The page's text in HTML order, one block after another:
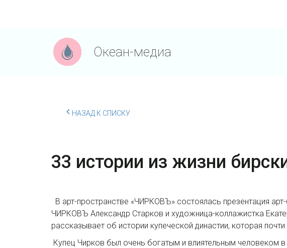
Океан-медиа
НАЗАД К СПИСКУ
33 истории из жизни
В арт-пространстве «ЧИРКОВЪ» состоялась презентация
ЧИРКОВЪ Александр Старков и художница-коллажистка
рассказывает об истории купеческой династии, которая
Купец Чирков был очень богатым и влиятельным человеком